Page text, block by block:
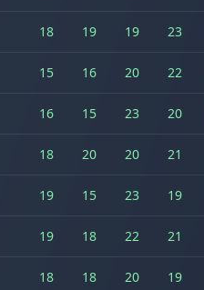
18 19 19 23
15 16 20 22
16 15 23 20
18 20 20 21
19 15 23 19
19 18 22 21
18 18 20 19